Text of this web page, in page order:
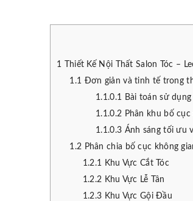
1
Thiết Kế Nội Thất Salon Tóc –
1.1
Đơn giản và tinh tế trong
1.1.0.1
Bài toán sử
1.1.0.2 Phân khu bố
1.1.0.3 Ánh sáng tối ưu
1.2 Phân chia bố cục không
1.2.1
Khu Vực Cắt Tóc
1.2.2 Khu Vực Lễ Tân
1.2.3 Khu Vực Gội Đầu